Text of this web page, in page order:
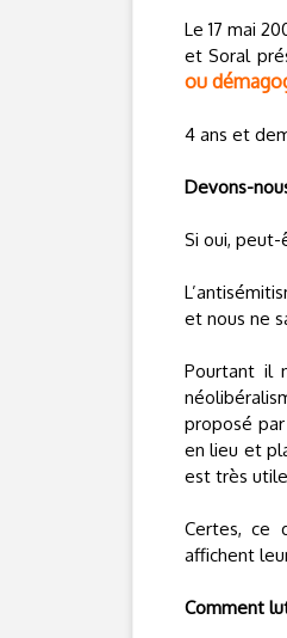
Le 17 mai
et Soral
ou
4 ans et
Devons-
Si oui,
et nous ne
Pourtant il
proposé
en lieu et
est très
Certes, ce
affichent
Comment